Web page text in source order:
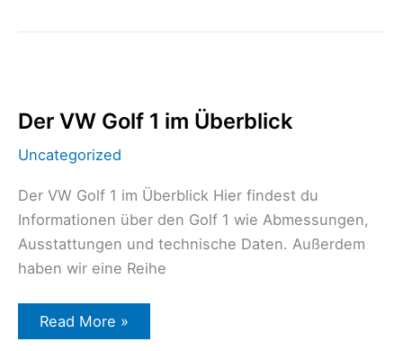
Der VW Golf 1 im Überblick
Uncategorized
Der VW Golf 1 im Überblick Hier findest du
Informationen über den Golf 1 wie Abmessungen,
Ausstattungen und technische Daten. Außerdem
haben wir eine Reihe
im
Read More »